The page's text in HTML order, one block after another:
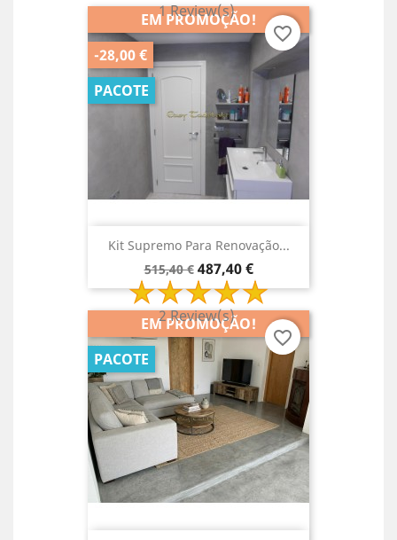
1 Review(s)
Kit Supremo Para Renovação...
Preço
normal
515,40 € Preço
487,40 €
2 Review(s)
EM PROMOÇÃO!
-28,00 €
PACOTE
favorite_border
EM PROMOÇÃO!
PACOTE
favorite_border